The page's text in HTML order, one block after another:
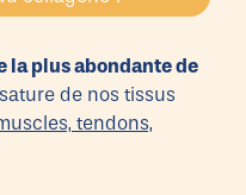
la plus abondante de
de nos tissus
tendons,